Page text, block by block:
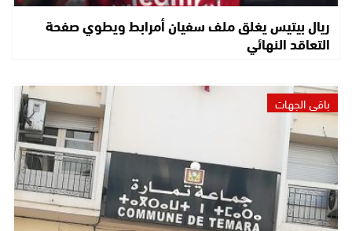
ريال بيتيس يغلق ملف سفيان أمرابط ويطوي صفحة
التعاقد النهائي
باقي الجهات